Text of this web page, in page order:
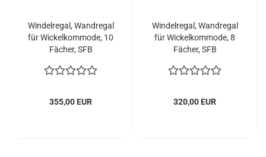
Windelregal, Wandregal
für Wickelkommode, 10
Fächer, SFB
355,00 EUR
Windelregal, Wandregal
für Wickelkommode, 8
Fächer, SFB
320,00 EUR